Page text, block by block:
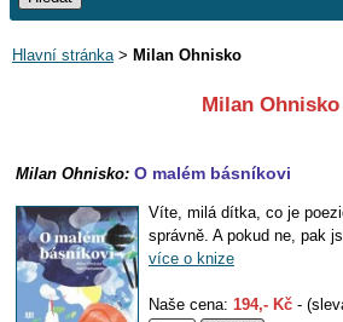
Hlavní stránka> Milan Ohnisko
Milan Ohnisko
Milan Ohnisko: O malém básníkovi
Víte, milá dítka, co je
správně. A pokud ne, pak
více o knize
Naše cena: 194,- Kč -